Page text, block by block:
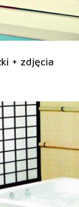
+ zdjęcia